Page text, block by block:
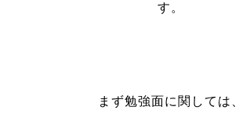
す。
まず勉強面に関しては、